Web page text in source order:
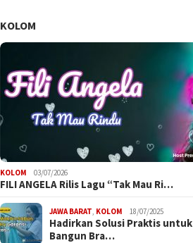
KOLOM
KOLOM 03/07/2026
FILI ANGELA Rilis Lagu “Tak Mau Ri…
JAWA BARAT KOLOM 18/07/2025
Hadirkan Solusi Praktis untuk
Bangun Bra…